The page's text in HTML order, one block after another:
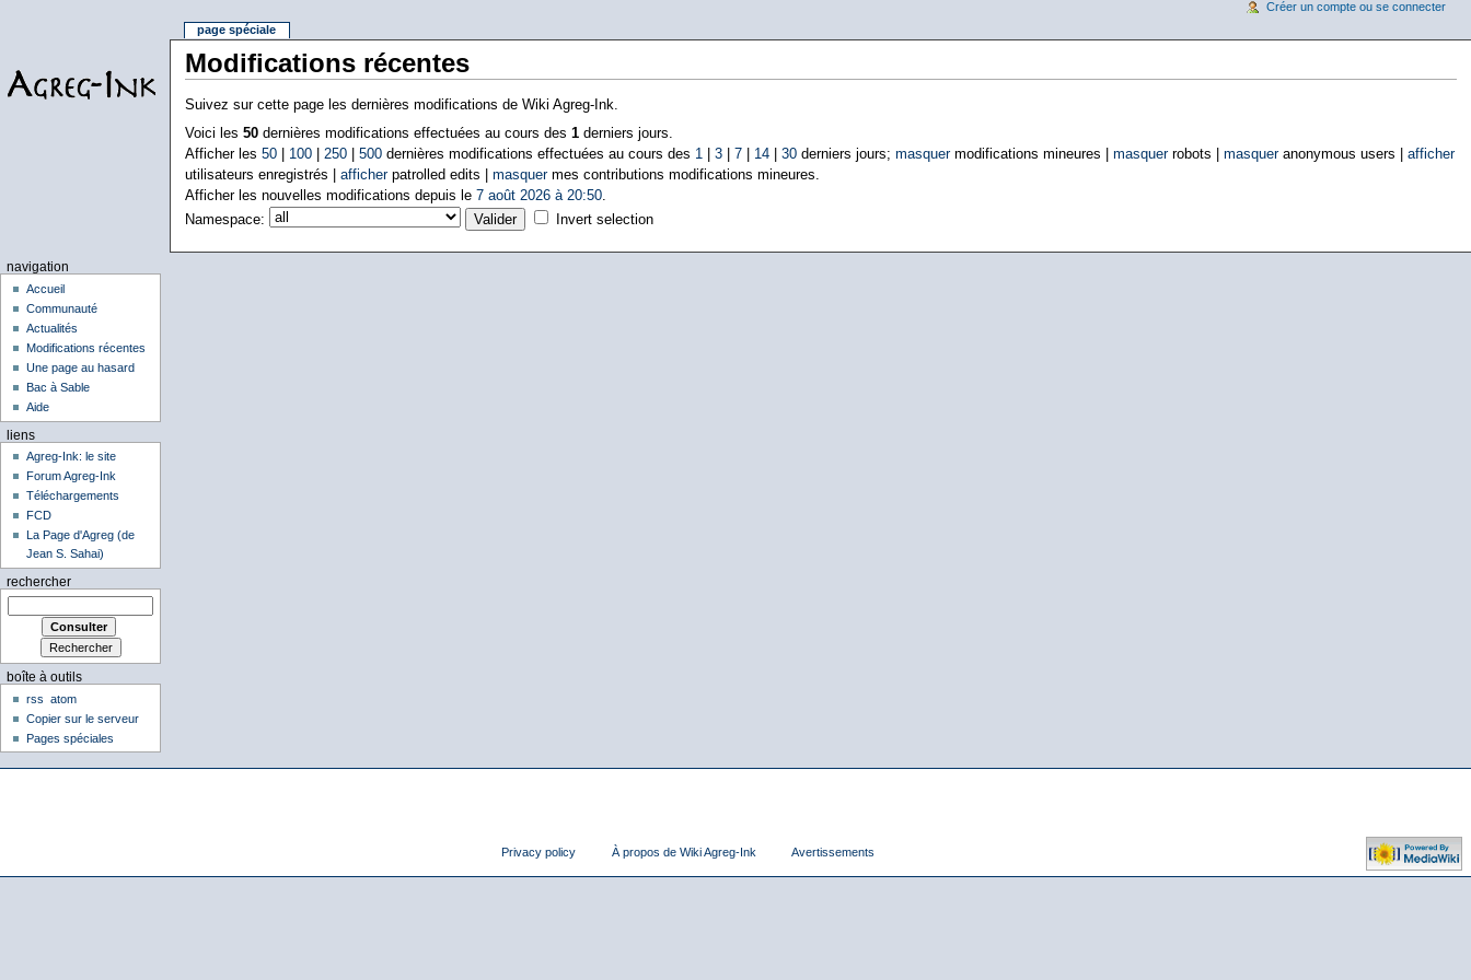
Modifications récentes
Suivez sur cette page les dernières modifications de Wiki Agreg-Ink.
Voici les 50dernières modifications effectuées au cours des 1derniers jours.
Afficher les 50| 100| 250| 500dernières modifications effectuées au cours des 1 3| 7| 14| 30derniers jours; masquermodifications mineures | masquerrobots | masqueranonymous users | afficher
utilisateurs enregistrés | afficherpatrolled edits | masquermes contributions modifications mineures.
Afficher les nouvelles modifications depuis le 7 août 2026 à 20:50.
Namespace:
Invert selection
page spéciale
Créer un compte ou se connecter
navigation
Accueil
Communauté
Actualités
Modifications récentes
Une page au hasard
Bac à Sable
Aide
liens
Agreg-Ink: le site
Forum Agreg-Ink
Téléchargements
FCD
La Page d'Agreg (de
Jean S. Sahai)
rechercher
boîte à outils
rss
atom
Copier sur le serveur
Pages spéciales
Privacy policy À propos de Wiki Agreg-Ink Avertissements